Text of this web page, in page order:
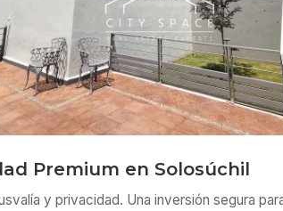
Premium en Solosúchil
y privacidad. Una inversión segura